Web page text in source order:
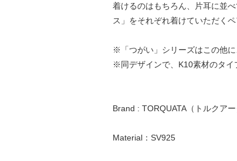
着けるのはもちろん、片耳に並
ス」をそれぞれ着けていただく
※「つがい」シリーズはこの他に
※同デザインで、K10素材のタイ
Brand : TORQUATA（トルクアー
Material：SV925